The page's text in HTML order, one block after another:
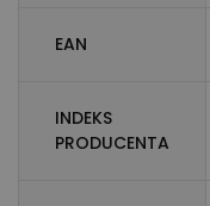
EAN
INDEKS
PRODUCENTA